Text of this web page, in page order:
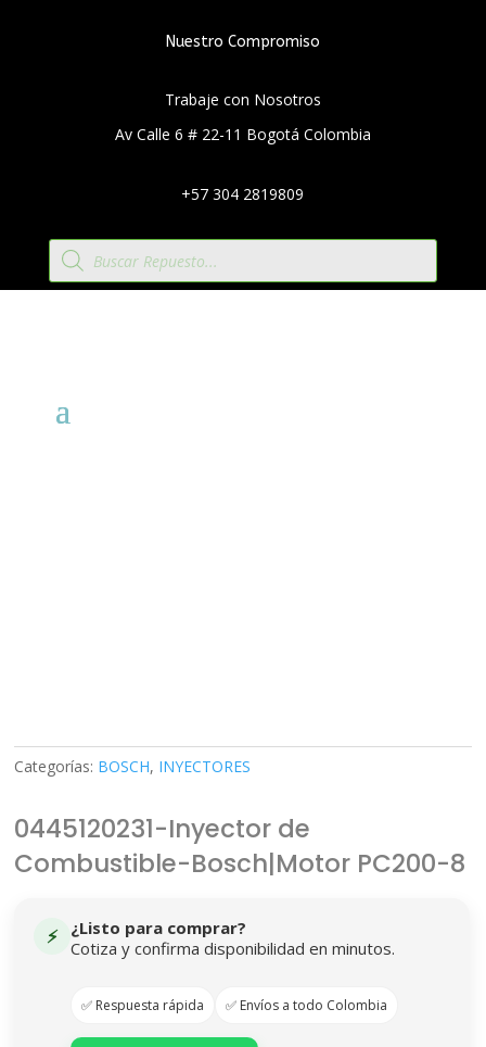
Nuestro Compromiso
Trabaje con Nosotros
Av Calle 6 # 22-11 Bogotá Colombia
+57 304 2819809
Búsqueda
de
productos
Categorías: BOSCH, INYECTORES
0445120231-Inyector de
Combustible-Bosch|Motor PC200-8
⚡
¿Listo para comprar?
Cotiza y confirma disponibilidad en minutos.
✅ Respuesta rápida ✅ Envíos a todo Colombia